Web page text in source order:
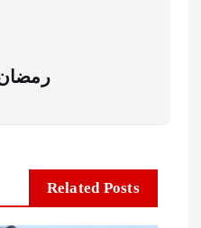
رمضان حلمي
Related Posts